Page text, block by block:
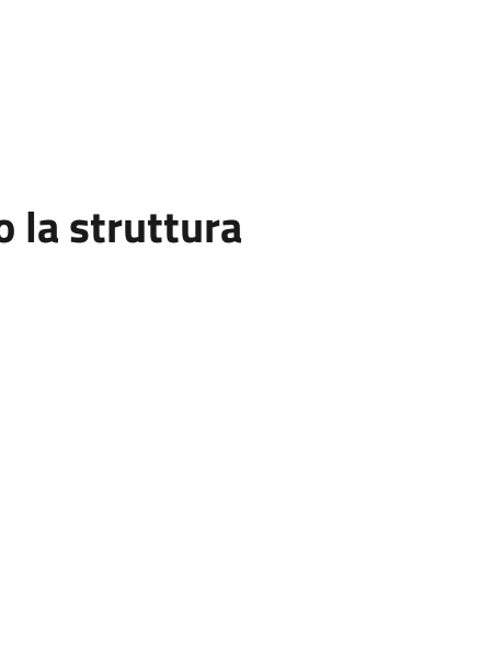
la struttura